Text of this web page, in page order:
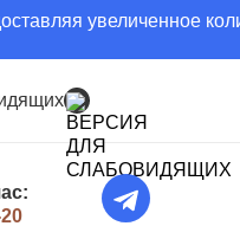
увеличенное